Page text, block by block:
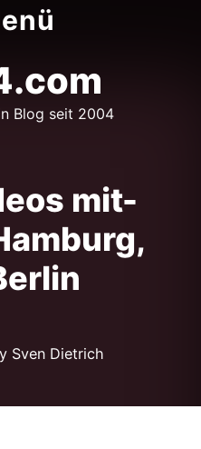
Blog seit 2004
mit-
Sven Dietrich